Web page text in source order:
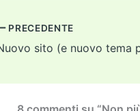
e
b
o
PRECEDENTE